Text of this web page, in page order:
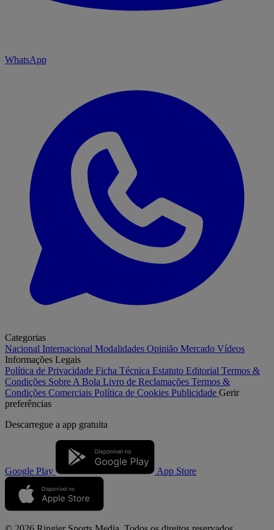
WhatsApp
Categorias
Nacional Internacional Modalidades Opinião Mercado Vídeos
Informações Legais
Política de Privacidade Ficha Técnica Estatuto Editorial Termos &
Condições Sobre A Bola Livro de Reclamações Termos &
Condições Comerciais Política de Cookies Publicidade Gerir
preferências
Descarregue a app gratuita
Google Play App Store